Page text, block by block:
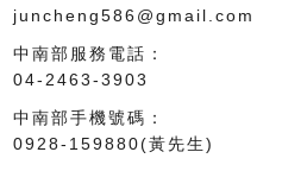
juncheng586@gmail.com
中南部服務電話：
04-2463-3903
中南部手機號碼：
0928-159880(黃先生)